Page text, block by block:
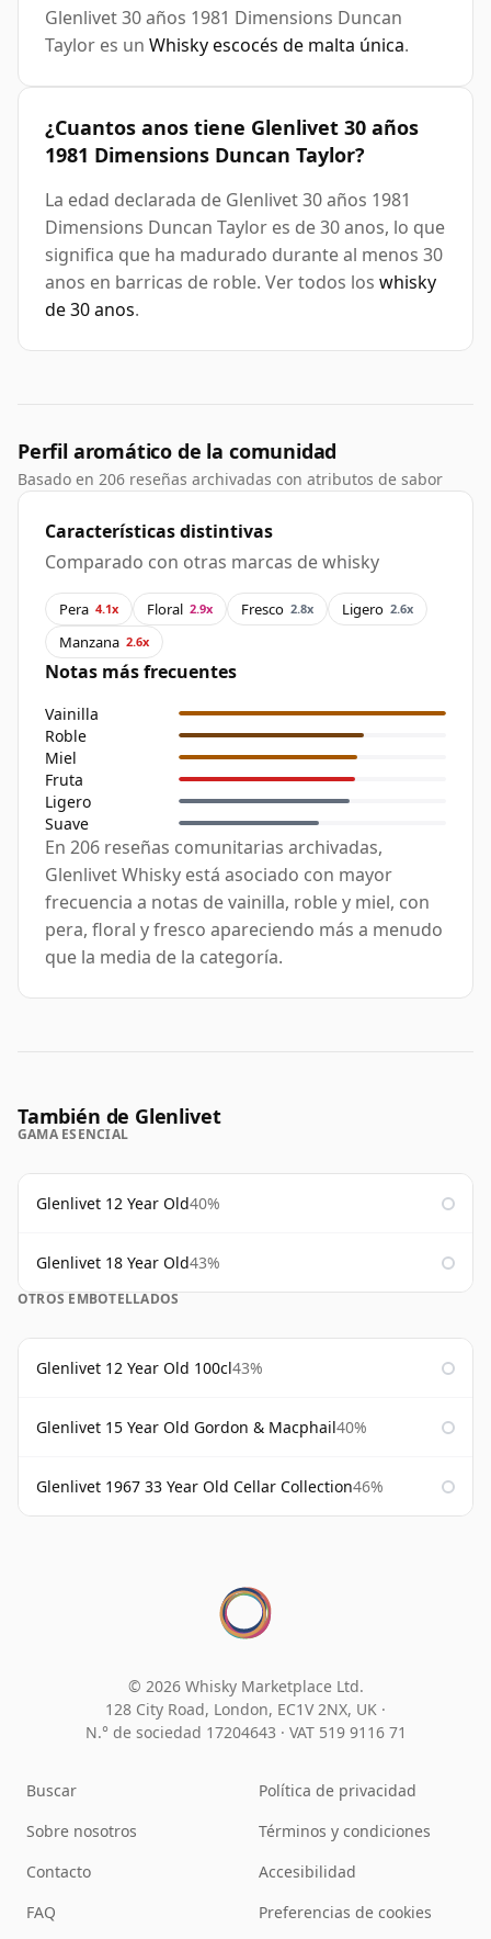
Glenlivet 30 años 1981 Dimensions Duncan
Taylor es un Whisky escocés de malta única.
¿Cuantos anos tiene Glenlivet 30 años
1981 Dimensions Duncan Taylor?
La edad declarada de Glenlivet 30 años 1981
Dimensions Duncan Taylor es de 30 anos, lo que
significa que ha madurado durante al menos 30
anos en barricas de roble. Ver todos los whisky
de 30 anos.
Perfil aromático de la comunidad
Basado en 206 reseñas archivadas con atributos de sabor
Características distintivas
Comparado con otras marcas de whisky
Pera 4.1x Floral 2.9x Fresco 2.8x Ligero 2.6x
Manzana 2.6x
Notas más frecuentes
Vainilla
Roble
Miel
Fruta
Ligero
Suave
En 206 reseñas comunitarias archivadas,
Glenlivet Whisky está asociado con mayor
frecuencia a notas de vainilla, roble y miel, con
pera, floral y fresco apareciendo más a menudo
que la media de la categoría.
También de Glenlivet
GAMA ESENCIAL
Glenlivet 12 Year Old40%
Glenlivet 18 Year Old43%
OTROS EMBOTELLADOS
Glenlivet 12 Year Old 100cl43%
Glenlivet 15 Year Old Gordon & Macphail40%
Glenlivet 1967 33 Year Old Cellar Collection46%
© 2026 Whisky Marketplace Ltd.
128 City Road, London, EC1V 2NX, UK ·
N.° de sociedad 17204643 · VAT 519 9116 71
Buscar
Sobre nosotros
Contacto
FAQ
Política de privacidad
Términos y condiciones
Accesibilidad
Preferencias de cookies